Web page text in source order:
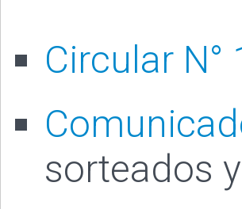
Circular N°
sorteados